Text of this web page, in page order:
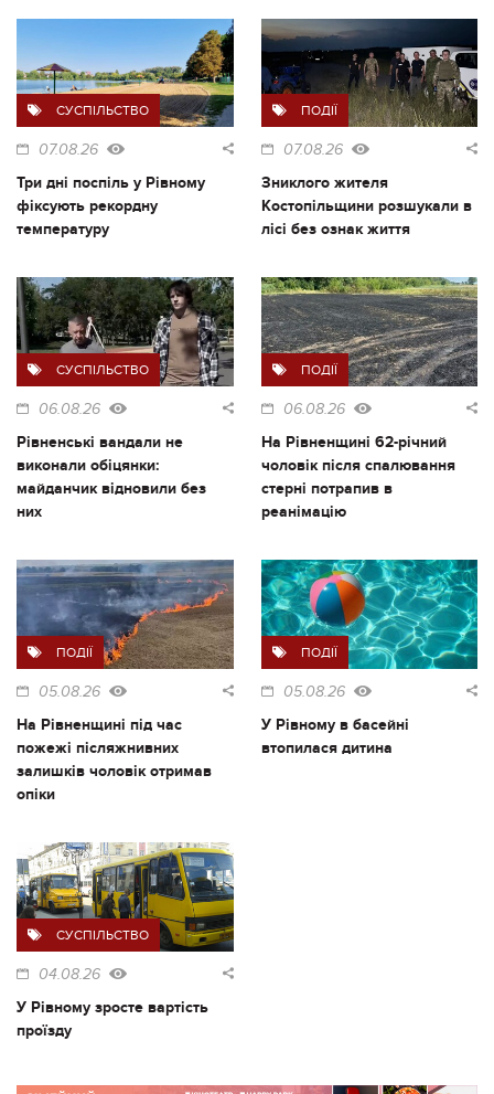
СУСПІЛЬСТВО
07.08.26
Три дні поспіль у Рівному
фіксують рекордну
температуру
ПОДІЇ
07.08.26
Зниклого жителя
Костопільщини розшукали в
лісі без ознак життя
СУСПІЛЬСТВО
06.08.26
Рівненські вандали не
виконали обіцянки:
майданчик відновили без
них
ПОДІЇ
06.08.26
На Рівненщині 62-річний
чоловік після спалювання
стерні потрапив в
реанімацію
ПОДІЇ
05.08.26
На Рівненщині під час
пожежі післяжнивних
залишків чоловік отримав
опіки
ПОДІЇ
05.08.26
У Рівному в басейні
втопилася дитина
СУСПІЛЬСТВО
04.08.26
У Рівному зросте вартість
проїзду